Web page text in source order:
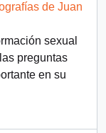
de Juan
sexual
preguntas
en su